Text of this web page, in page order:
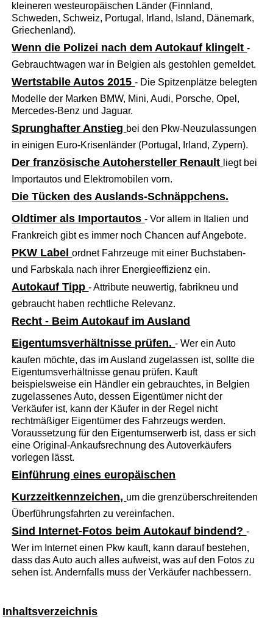
kleineren westeuropäischen Länder (Finnland,
Schweden, Schweiz, Portugal, Irland, Island, Dänemark,
Griechenland).
Wenn die Polizei nach dem Autokauf klingelt-
Gebrauchtwagen war in Belgien als gestohlen gemeldet.
Wertstabile Autos 2015- Die Spitzenplätze belegten
Modelle der Marken BMW, Mini, Audi, Porsche, Opel,
Mercedes-Benz und Jaguar.
Sprunghafter Anstieg bei den Pkw-Neuzulassungen
in einigen Euro-Krisenländer (Portugal, Irland, Zypern).
Der französische Autohersteller Renault liegt bei
Importautos und Elektromobilen vorn.
Die Tücken des Auslands-Schnäppchens.
Oldtimer als Importautos- Vor allem in Italien und
Frankreich gibt es immer noch Chancen auf Angebote.
PKW Labelordnet Fahrzeuge mit einer Buchstaben-
und Farbskala nach ihrer Energieeffizienz ein.
Autokauf Tipp- Attribute neuwertig, fabrikneu und
gebraucht haben rechtliche Relevanz.
Recht - Beim Autokauf im Ausland
Eigentumsverhältnisse prüfen.- Wer ein Auto
kaufen möchte, das im Ausland zugelassen ist, sollte die
Eigentumsverhältnisse genau prüfen. Kauft
beispielsweise ein Händler ein gebrauchtes, in Belgien
zugelassenes Auto, dessen Eigentümer nicht der
Verkäufer ist, kann der Käufer in der Regel nicht
rechtmäßiger Eigentümer des Fahrzeugs werden.
Voraussetzung für den Eigentumserwerb ist, dass er sich
eine Original-Ankaufsrechnung des Autoverkäufers
vorlegen lässt.
Einführung eines europäischen
Kurzzeitkennzeichen, um die grenzüberschreitenden
Überführungsfahrten zu vereinfachen.
Sind Internet-Fotos beim Autokauf bindend?-
Wer im Internet einen Pkw kauft, kann darauf bestehen,
dass das Auto auch alles aufweist, was auf den Fotos zu
sehen ist. Andernfalls muss der Verkäufer nachbessern.
Inhaltsverzeichnis